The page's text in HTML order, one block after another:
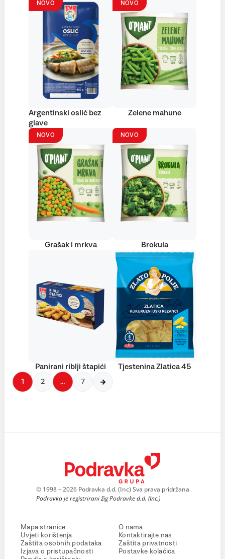
NOVO
Argentinski oslić bez
glave
NOVO
Zelene mahune
NOVO
Grašak i mrkva
NOVO
Brokula
Panirani riblji štapići Tjestenina Zlatica 45
1 2 … 7
© 1998 – 2026 Podravka d.d. (Inc) Sva prava pridržana
Podravka je registrirani žig Podravke d.d. (Inc.)
Mapa stranice
Uvjeti korištenja
Zaštita osobnih podataka
Izjava o pristupačnosti
O nama
Kontaktirajte nas
Zaštita privatnosti
Postavke kolačića